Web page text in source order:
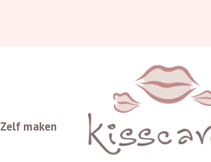
Zelf maken